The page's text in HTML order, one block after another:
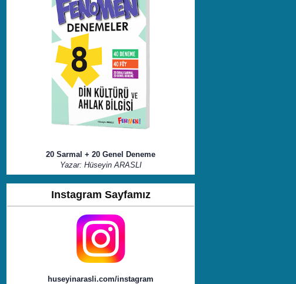
20 Sarmal + 20 Genel Deneme
Yazar: Hüseyin ARASLI
Instagram Sayfamız
huseyinarasli.com/instagram